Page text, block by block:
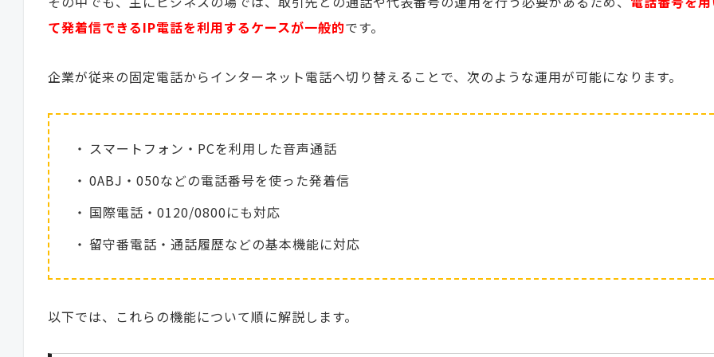
て発着信できるIP電話を利用するケースが一般的です。
企業が従来の固定電話からインターネット電話へ切り替えることで、次のような運用が可能になります。
スマートフォン・PCを利用した音声通話
0ABJ・050などの電話番号を使った発着信
国際電話・0120/0800にも対応
留守番電話・通話履歴などの基本機能に対応
以下では、これらの機能について順に解説します。